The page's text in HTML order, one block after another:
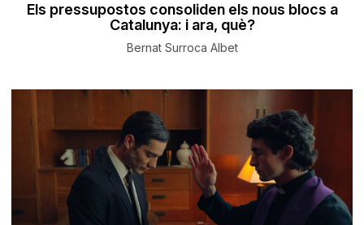
Els pressupostos consoliden els nous blocs a
Catalunya: i ara, què?
Bernat Surroca Albet